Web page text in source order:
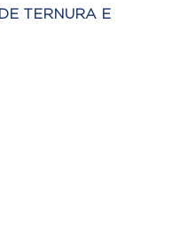
TERNURA E